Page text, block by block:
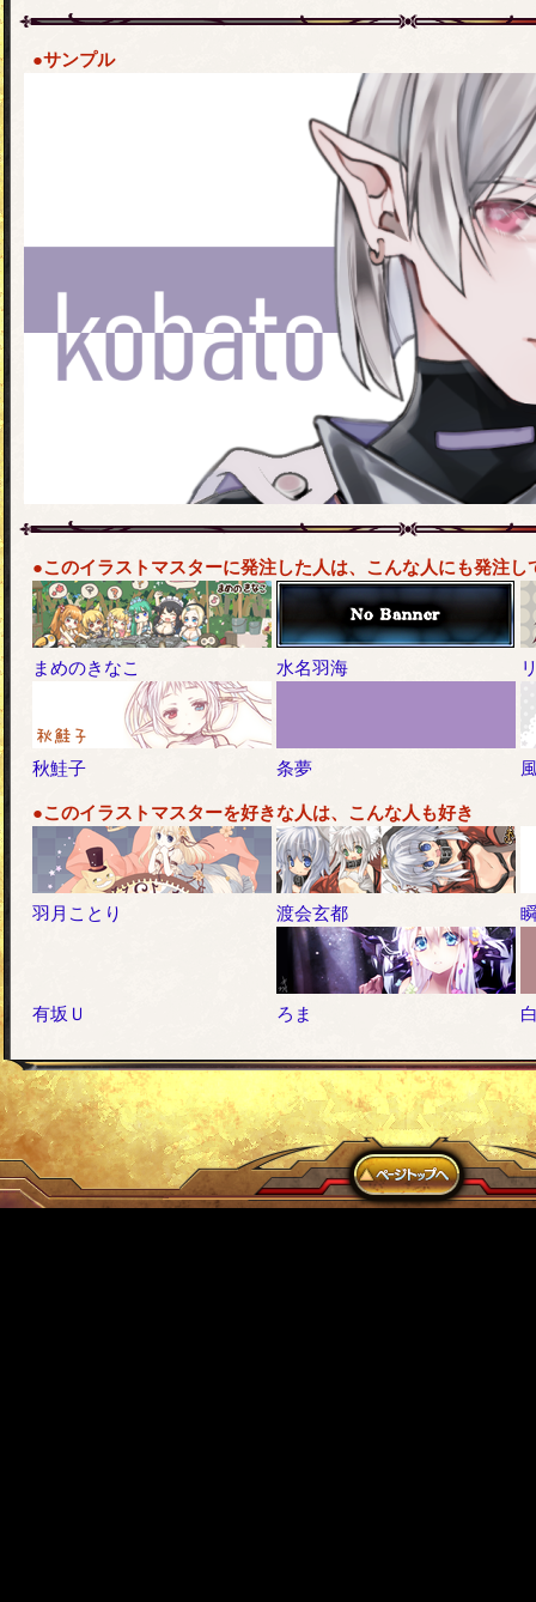
●サンプル
●このイラストマスターに発注した人は、こんな人にも発注し
まめのきなこ 水名羽海
秋鮭子 条夢
●このイラストマスターを好きな人は、こんな人も好き
羽月ことり 渡会玄都
有坂Ｕ ろま